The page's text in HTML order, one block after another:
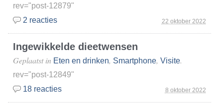
22 oktober 2022
rev="post-12879"
2 reacties
Ingewikkelde dieetwensen
8 oktober 2022
Geplaatst in Eten en drinken, Smartphone, Visite.
rev="post-12849"
18 reacties